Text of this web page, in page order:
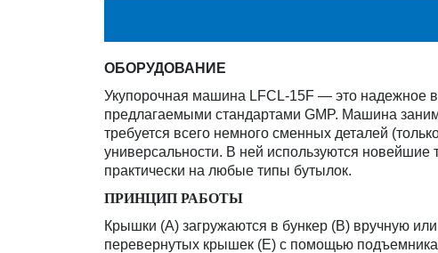
ОБОРУДОВАНИЕ
Укупорочная машина LFCL-15F — это надежное
предлагаемыми стандартами GMP. Машина
требуется всего немного сменных деталей
универсальности. В ней используются новейшие
практически на любые типы бутылок.
ПРИНЦИП РАБОТЫ
Крышки (A) загружаются в бункер (B) вручную
перевернутых крышек (E) с помощью